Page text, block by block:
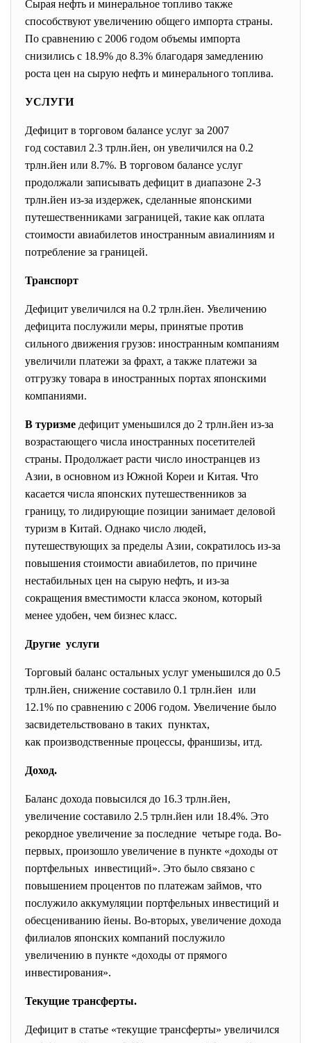
Сырая нефть и минеральное топливо также
способствуют увеличению общего импорта страны.
По сравнению с 2006 годом объемы импорта
снизились с 18.9% до 8.3% благодаря замедлению
роста цен на сырую нефть и минерального топлива.
УСЛУГИ
Дефицит в торговом балансе услуг за 2007
год составил 2.3 трлн.йен, он увеличился на 0.2
трлн.йен или 8.7%. В торговом балансе услуг
продолжали записывать дефицит в диапазоне 2-3
трлн.йен из-за издержек, сделанные японскими
путешественниками заграницей, такие как оплата
стоимости авиабилетов иностранным авиалиниям и
потребление за границей.
Транспорт
Дефицит увеличился на 0.2 трлн.йен. Увеличению
дефицита послужили меры, принятые против
сильного движения грузов: иностранным компаниям
увеличили платежи за фрахт, а также платежи за
отгрузку товара в иностранных портах японскими
компаниями.
В туризме дефицит уменьшился до 2 трлн.йен из-за
возрастающего числа иностранных посетителей
страны. Продолжает расти число иностранцев из
Азии, в основном из Южной Кореи и Китая. Что
касается числа японских путешественников за
границу, то лидирующие позиции занимает деловой
туризм в Китай. Однако число людей,
путешествующих за пределы Азии, сократилось из-за
повышения стоимости авиабилетов, по причине
нестабильных цен на сырую нефть, и из-за
сокращения вместимости класса эконом, который
менее удобен, чем бизнес класс.
Другие услуги
Торговый баланс остальных услуг уменьшился до 0.5
трлн.йен, снижение составило 0.1 трлн.йен или
12.1% по сравнению с 2006 годом. Увеличение было
засвидетельствовано в таких пунктах,
как производственные процессы, франшизы, итд.
Доход.
Баланс дохода повысился до 16.3 трлн.йен,
увеличение составило 2.5 трлн.йен или 18.4%. Это
рекордное увеличение за последние четыре года. Во-
первых, произошло увеличение в пункте «доходы от
портфельных инвестиций». Это было связано с
повышением процентов по платежам займов, что
послужило аккумуляции портфельных инвестиций и
обесцениванию йены. Во-вторых, увеличение дохода
филиалов японских компаний послужило
увеличению в пункте «доходы от прямого
инвестирования».
Текущие трансферты.
Дефицит в статье «текущие трансферты» увеличился